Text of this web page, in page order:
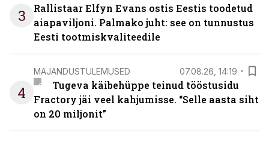
3
Rallistaar Elfyn Evans ostis Eestis toodetud
aiapaviljoni. Palmako juht: see on tunnustus
Eesti tootmiskvaliteedile
4
MAJANDUSTULEMUSED 07.08.26, 14:19
Tugeva käibehüppe teinud tööstusidu
Fractory jäi veel kahjumisse. “Selle aasta siht
on 20 miljonit”